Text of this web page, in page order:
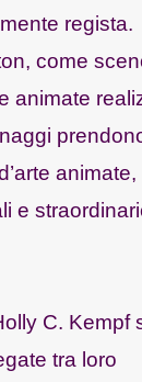
regista.
come
animate
animate,
e
C. Kempf
tra loro